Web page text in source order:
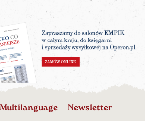
Multilanguage Newsletter